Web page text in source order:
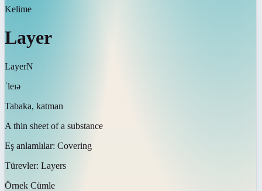
Kelime
Layer
LayerN
ˈleɪə
Tabaka, katman
A thin sheet of a substance
Eş anlamlılar: Covering
Türevler: Layers
Örnek Cümle